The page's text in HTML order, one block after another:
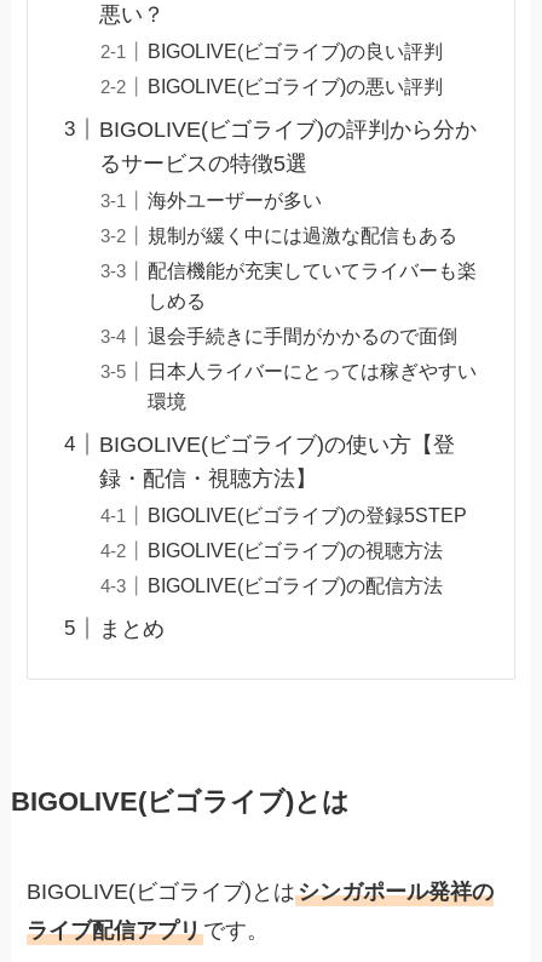
悪い？
BIGOLIVE(ビゴライブ)の良い評判
BIGOLIVE(ビゴライブ)の悪い評判
BIGOLIVE(ビゴライブ)の評判から分か
るサービスの特徴5選
海外ユーザーが多い
規制が緩く中には過激な配信もある
配信機能が充実していてライバーも楽
しめる
退会手続きに手間がかかるので面倒
日本人ライバーにとっては稼ぎやすい
環境
BIGOLIVE(ビゴライブ)の使い方【登
録・配信・視聴方法】
BIGOLIVE(ビゴライブ)の登録5STEP
BIGOLIVE(ビゴライブ)の視聴方法
BIGOLIVE(ビゴライブ)の配信方法
まとめ
BIGOLIVE(ビゴライブ)とは
BIGOLIVE(ビゴライブ)とはシンガポール発祥の
ライブ配信アプリです。